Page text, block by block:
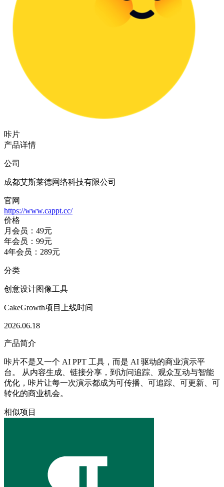
咔片
产品详情
公司
成都艾斯莱德网络科技有限公司
官网
https://www.cappt.cc/
价格
月会员：49元
年会员：99元
4年会员：289元
分类
创意设计图像工具
CakeGrowth项目上线时间
2026.06.18
产品简介
咔片不是又一个 AI PPT 工具，而是 AI 驱动的商业演示平
台。 从内容生成、链接分享，到访问追踪、观众互动与智能
优化，咔片让每一次演示都成为可传播、可追踪、可更新、可
转化的商业机会。
相似项目